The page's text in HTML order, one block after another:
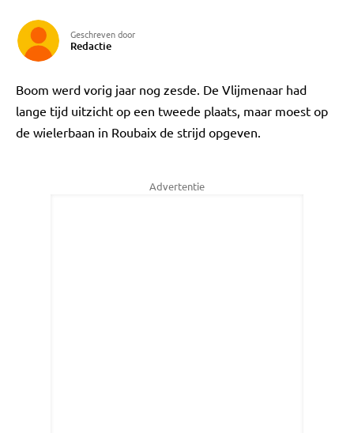
Geschreven door
Redactie
Boom werd vorig jaar nog zesde. De Vlijmenaar had
lange tijd uitzicht op een tweede plaats, maar moest op
de wielerbaan in Roubaix de strijd opgeven.
Advertentie